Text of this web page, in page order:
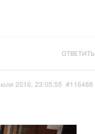
ОТВЕТИТЬ
2016, 23:05:55 #116488